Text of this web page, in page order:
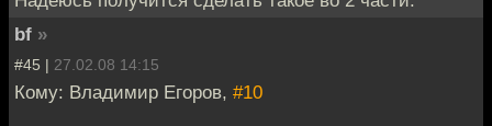
bf »
#45 | 27.02.08 14:15
Кому: Владимир Егоров, #10